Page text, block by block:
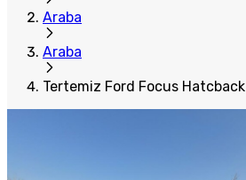
Araba
Araba
Tertemiz Ford Focus Hatcback